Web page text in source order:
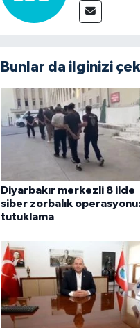
Bunlar da ilginizi
Diyarbakır merkezli 8 ilde
siber zorbalık
tutuklama